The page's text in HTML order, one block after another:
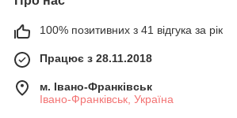
100% позитивних з 41 відгука за рік
Працює з 28.11.2018
м. Івано-Франківськ
Івано-Франківськ, Україна